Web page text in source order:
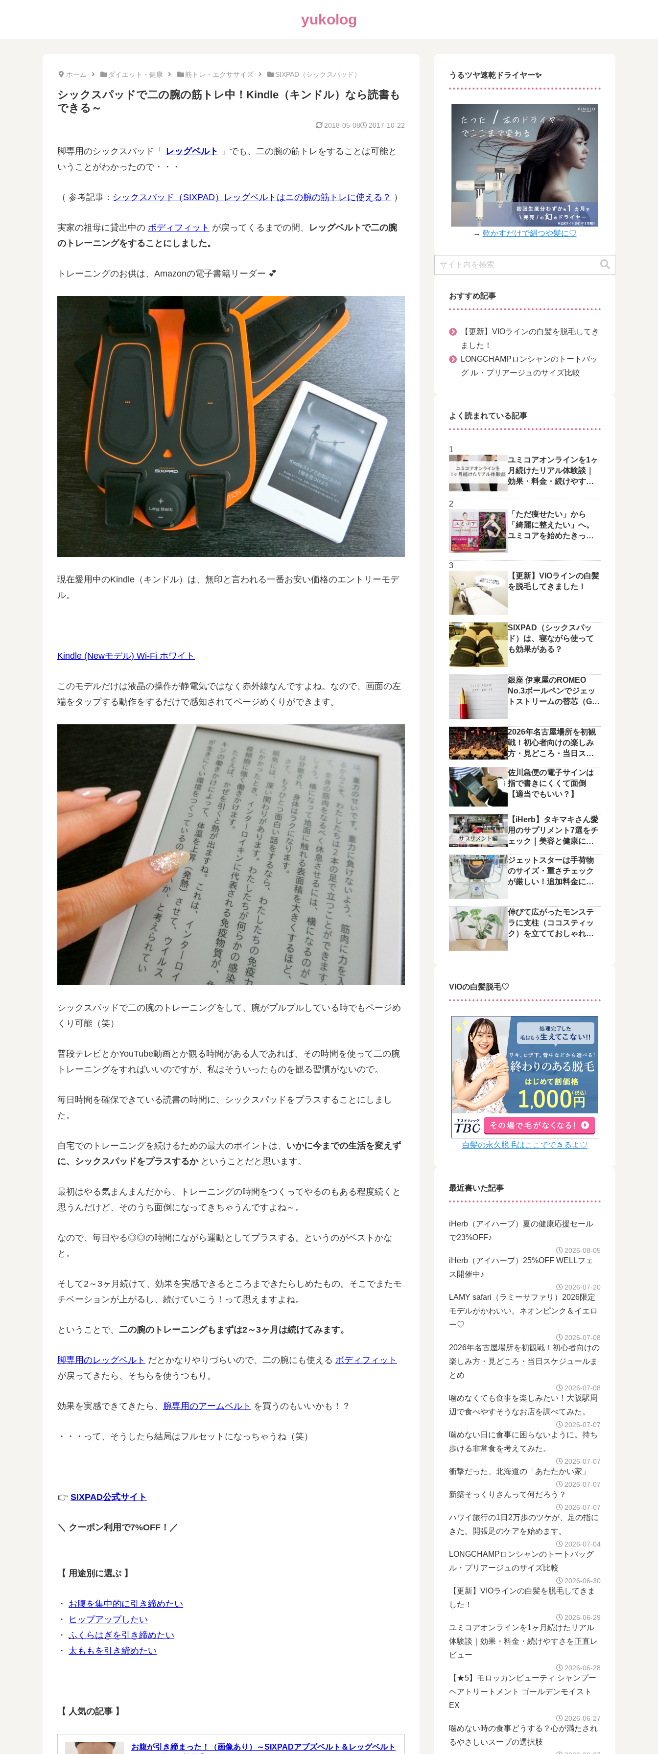
yukolog
ホーム ダイエット・健康 筋トレ・エクササイズ SIXPAD（シックスパッド）
シックスパッドで二の腕の筋トレ中！Kindle（キンドル）なら読書も
できる～
2017-10-22
2018-05-08
脚専用のシックスパッド「 レッグベルト
」でも、二の腕の筋トレをすることは可能と
いうことがわかったので・・・
（ 参考記事： シックスパッド（SIXPAD）レッグベルトはニの腕の筋トレに使える？ ）
実家の祖母に貸出中の ボディフィット が戻ってくるまでの間、 レッグベルトで二の腕
のトレーニングをすることにしました。
トレーニングのお供は、Amazonの電子書籍リーダー 💕
現在愛用中のKindle（キンドル）は、無印と言われる一番お安い価格のエントリーモデ
ル。
Kindle (Newモデル) Wi-Fi ホワイト
このモデルだけは液晶の操作が静電気ではなく赤外線なんですよね。なので、画面の左
端をタップする動作をするだけで感知されてページめくりができます。
シックスパッドで二の腕のトレーニングをして、腕がプルプルしている時でもページめ
くり可能（笑）
普段テレビとかYouTube動画とか観る時間がある人であれば、その時間を使って二の腕
トレーニングをすればいいのですが、私はそういったものを観る習慣がないので。
毎日時間を確保できている読書の時間に、シックスパッドをプラスすることにしまし
た。
自宅でのトレーニングを続けるための最大のポイントは、 いかに今までの生活を変えず
に、シックスパッドをプラスするかということだと思います。
最初はやる気まんまんだから、トレーニングの時間をつくってやるのもある程度続くと
思うんだけど、そのうち面倒になってきちゃうんですよね～。
なので、毎日やる◎◎の時間にながら運動としてプラスする。というのがベストかな
と。
そして2～3ヶ月続けて、効果を実感できるところまできたらしめたもの。そこでまたモ
チベーションが上がるし、続けていこう！って思えますよね。
ということで、 二の腕のトレーニングもまずは2～3ヶ月は続けてみます。
脚専用のレッグベルト だとかなりやりづらいので、二の腕にも使える ボディフィット
が戻ってきたら、そちらを使うつもり。
効果を実感できてきたら、 腕専用のアームベルト を買うのもいいかも！？
・・・って、そうしたら結局はフルセットになっちゃうね（笑）
👉 SIXPAD公式サイト
＼ クーポン利用で7%OFF！／
【 用途別に選ぶ 】
・ お腹を集中的に引き締めたい
・
ヒップアップしたい
・ ふくらはぎを引き締めたい
・ 太ももを引き締めたい
【 人気の記事 】
お腹が引き締まった！（画像あり）～SIXPADアブズベルト＆レッグベルト
うるツヤ速乾ドライヤー✨
→ 乾かすだけで絹つや髪に♡
おすすめ記事
【更新】VIOラインの白髪を脱毛してき
ました！
LONGCHAMPロンシャンのトートバッ
グ ル・プリアージュのサイズ比較
よく読まれている記事
ユミコアオンラインを1ヶ
月続けたリアル体験談｜
効果・料金・続けやすさ
「ただ痩せたい」から
「綺麗に整えたい」へ。
ユミコアを始めたきっか
【更新】VIOラインの白髪
を脱毛してきました！
SIXPAD（シックスパッ
ド）は、寝ながら使って
も効果がある？
銀座 伊東屋のROMEO
No.3ボールペンでジェッ
トストリームの替芯（G2
2026年名古屋場所を初観
戦！初心者向けの楽しみ
方・見どころ・当日スケ
佐川急便の電子サインは
指で書きにくくて面倒
【適当でもいい？】
【iHerb】タキマキさん愛
用のサプリメント7選をチ
ェック｜美容と健康に役
ジェットスターは手荷物
のサイズ・重さチェック
が厳しい！追加料金にご
伸びて広がったモンステ
ラに支柱（ココスティッ
ク）を立てておしゃれに
VIOの白髪脱毛♡
白髪の永久脱毛はここでできるよ♡
最近書いた記事
iHerb（アイハーブ）夏の健康応援セール
で23%OFF♪
2026-08-05
iHerb（アイハーブ）25%OFF WELLフェ
ス開催中♪
2026-07-20
LAMY safari（ラミーサファリ）2026限定
モデルがかわいい。ネオンピンク＆イエロ
ー♡
2026-07-08
2026年名古屋場所を初観戦！初心者向けの
楽しみ方・見どころ・当日スケジュールま
とめ
2026-07-08
噛めなくても食事を楽しみたい！大阪駅周
辺で食べやすそうなお店を調べてみた。
2026-07-07
噛めない日に食事に困らないように。持ち
歩ける非常食を考えてみた。
2026-07-07
衝撃だった、北海道の「あたたかい家」
2026-07-07
新築そっくりさんって何だろう？
2026-07-07
ハワイ旅行の1日2万歩のツケが、足の指に
きた。開張足のケアを始めます。
2026-07-04
LONGCHAMPロンシャンのトートバッグ
ル・プリアージュのサイズ比較
2026-06-30
【更新】VIOラインの白髪を脱毛してきま
した！
2026-06-29
ユミコアオンラインを1ヶ月続けたリアル
体験談｜効果・料金・続けやすさを正直レ
ビュー
2026-06-28
【★5】モロッカンビューティ シャンプー
ヘアトリートメント ゴールデンモイスト
EX
2026-06-27
噛めない時の食事どうする？心が満たされ
るやさしいスープの選択肢